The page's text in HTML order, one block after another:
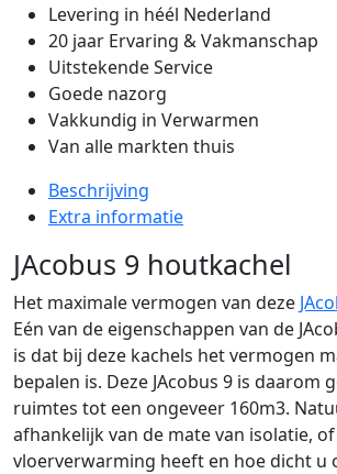
Levering in héél Nederland
20 jaar Ervaring & Vakmanschap
Uitstekende Service
Goede nazorg
Vakkundig in Verwarmen
Van alle markten thuis
Beschrijving
Extra informatie
JAcobus 9 houtkachel
Het maximale vermogen van deze
Eén van de eigenschappen van de
is dat bij deze kachels het vermogen
bepalen is. Deze JAcobus 9 is daarom
ruimtes tot een ongeveer 160m3.
afhankelijk van de mate van isolatie,
vloerverwarming heeft en hoe dicht u